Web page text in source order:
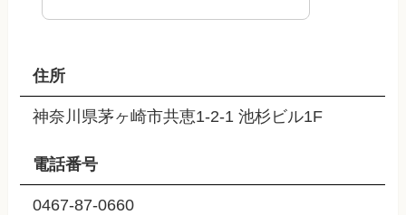
住所
神奈川県茅ヶ崎市共恵1-2-1 池杉ビル1F
電話番号
0467-87-0660